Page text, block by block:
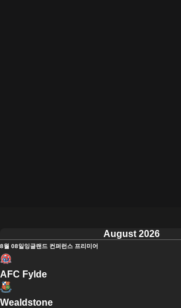
August 2026
8월 08일 잉글랜드 컨퍼런스 프리미어
AFC Fylde
Wealdstone